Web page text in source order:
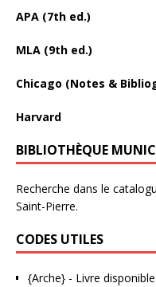
APA (7th ed.)
MLA (9th ed.)
Chicago (Notes &
Harvard
BIBLIOTHÈQUE
Recherche dans le
Saint-Pierre.
CODES UTILES
{Arche} - Livre